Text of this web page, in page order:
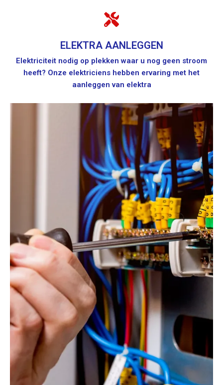
ELEKTRA AANLEGGEN
Elektriciteit nodig op plekken waar u nog geen stroom
heeft? Onze elektriciens hebben ervaring met het
aanleggen van elektra